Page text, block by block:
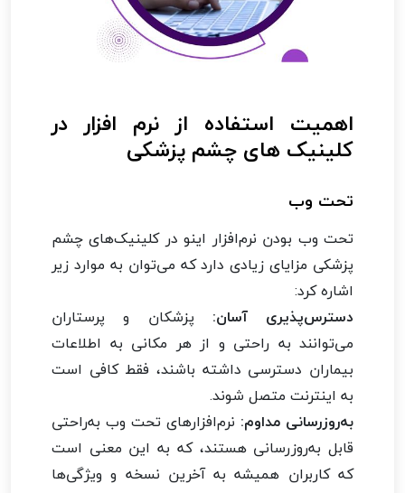
اهمیت استفاده از نرم افزار در
کلینیک های چشم پزشکی
تحت وب
تحت وب بودن نرم‌افزار اینو در کلینیک‌های چشم
پزشکی مزایای زیادی دارد که می‌توان به موارد زیر
اشاره کرد:
دسترس‌پذیری آسان: پزشکان و پرستاران
می‌توانند به راحتی و از هر مکانی به اطلاعات
بیماران دسترسی داشته باشند، فقط کافی است
به اینترنت متصل شوند.
به‌روزرسانی مداوم: نرم‌افزارهای تحت وب به‌راحتی
قابل به‌روزرسانی هستند، که به این معنی است
که کاربران همیشه به آخرین نسخه و ویژگی‌ها